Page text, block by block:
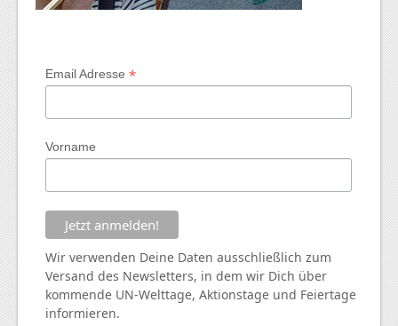
Email Adresse*
Vorname
Wir verwenden Deine Daten ausschließlich zum
Versand des Newsletters, in dem wir Dich über
kommende UN-Welttage, Aktionstage und Feiertage
informieren.